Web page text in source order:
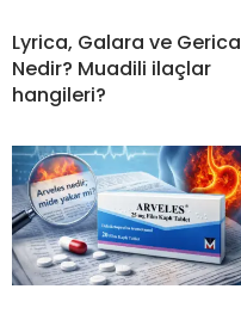
Lyrica, Galara ve Gerica
Nedir? Muadili ilaçlar
hangileri?